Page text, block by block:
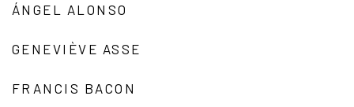
ÁNGEL ALONSO
GENEVIÈVE ASSE
FRANCIS BACON